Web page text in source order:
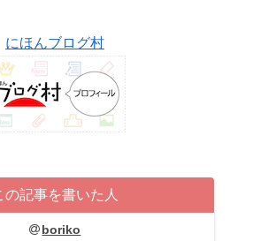
にほんブログ村
の記事を書いた人
boriko